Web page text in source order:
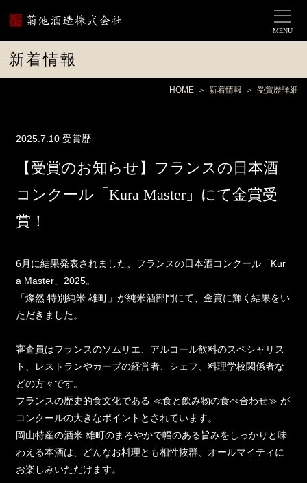
MENU
新着情報
HOME 新着情報 受賞歴詳細
2025.7.10受賞歴
【受賞のお知らせ】フランスの日本酒
コンクール「Kura Master」にて金賞受
賞！
6月に結果発表されました、フランスの日本酒コンクール「Kur
a Master」2025。
「燦然 特別純米 雄町」が純米酒部門にて、金賞に輝く結果をい
ただきました。
審査員はフランスのソムリエ、アルコール飲料のスペシャリス
ト、レストランやカーブの経営者、シェフ、料理学校関係者な
どの方々です。
フランスの歴史的食文化である ≪食と飲み物の食べ合わせ≫ が
コンクールの大きなポイントとされています。
岡山特産の酒米 雄町のまろやかで幅のある旨みをしっかりと味
わえる本酒は、どんなお料理とも相性抜群、オールマイティに
お楽しみいただけます。